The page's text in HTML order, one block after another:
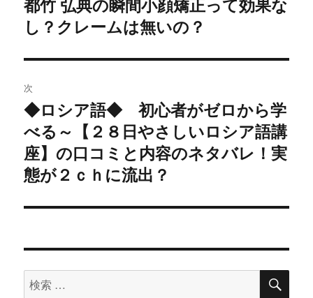
ナ
ビ
ゲ
ー
シ
ョ
ン
過
去
投
稿:
し？クレームは無いの？
次
次
の
投
稿:
◆ロシア語◆ 初心者がゼロから学
べる～【２８日やさしいロシア語講
座】の口コミと内容のネタバレ！実
態が２ｃｈに流出？
検
検